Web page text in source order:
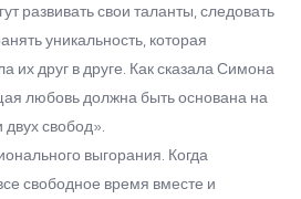
развивать свои таланты, следовать
уникальность, которая
их друг в друге. Как сказала Симона
любовь должна быть основана на
свобод».
выгорания. Когда
свободное время вместе и